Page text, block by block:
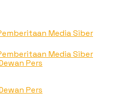
Media Siber
Pers
Media Siber
Pers